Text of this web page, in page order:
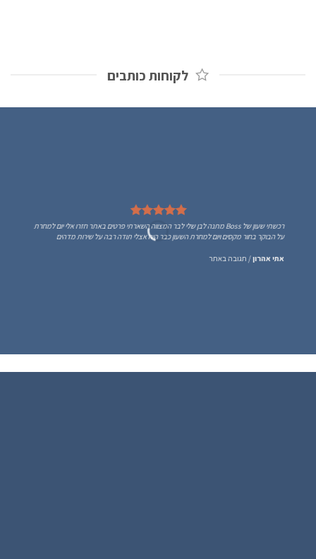
לקוחות כותבים
רכשתי שעון של Boss מתנה לבן שלי לבר המצווה השארתי פרטים באתר חזרו אלי יום למחרת
על הבוקר בחור מקסים ויום למחרת השעון כבר היה אצלי תודה רבה על שירות מדהים
אתי אהרון/ תגובה באתר